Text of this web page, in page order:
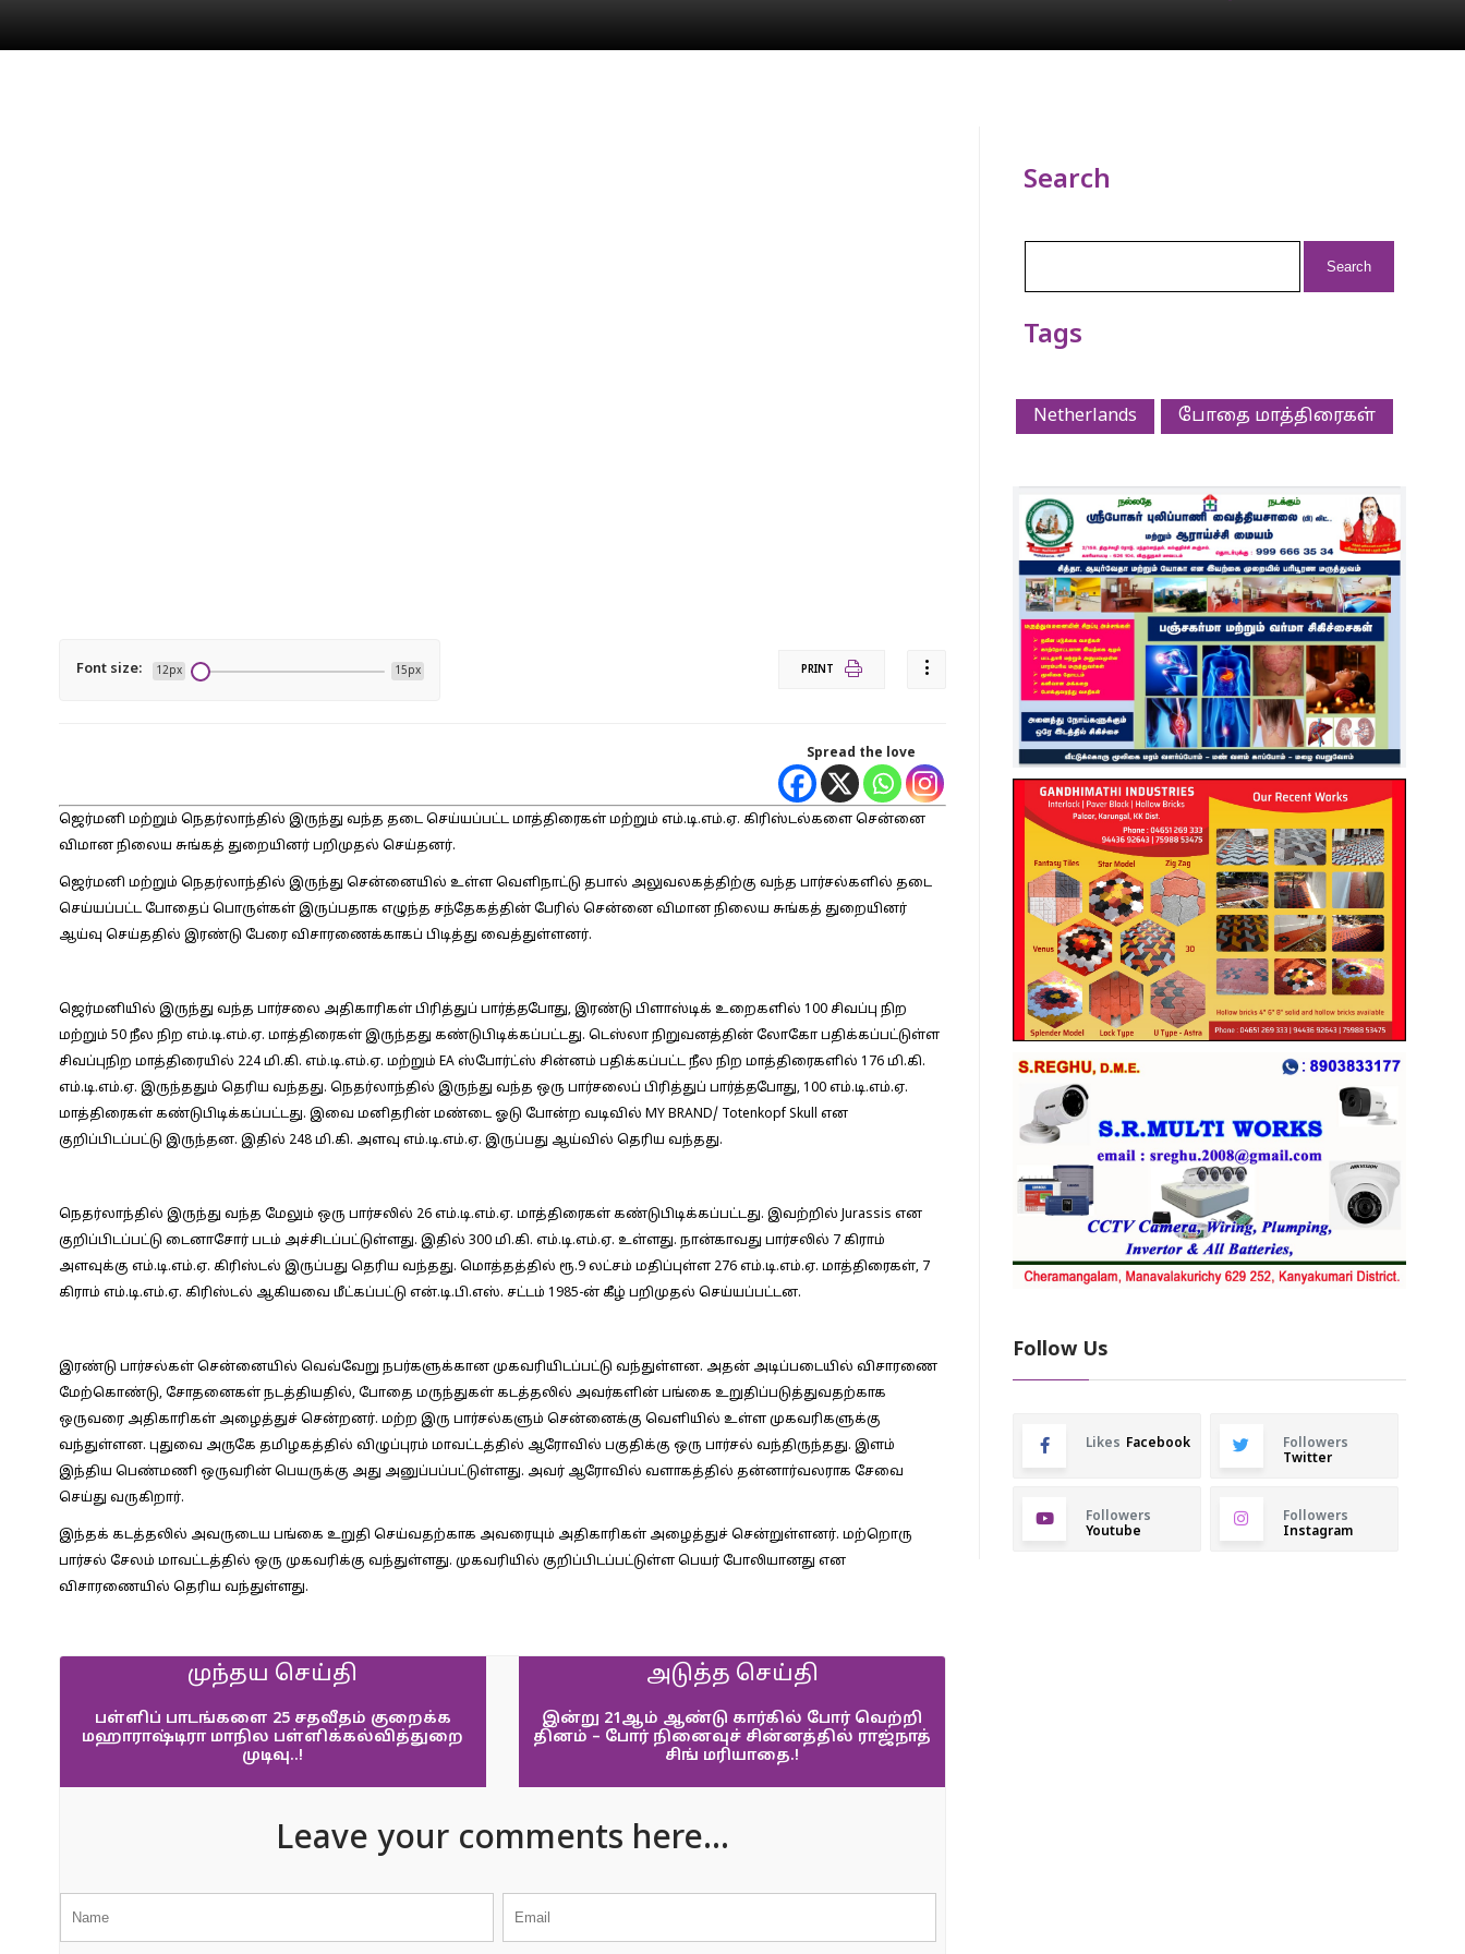
Font size: 12px 15px PRINT
Spread the love
ஜெர்மனி மற்றும் நெதர்லாந்தில் இருந்து வந்த தடை செய்யப்பட்ட மாத்திரைகள் மற்றும் எம்.டி.எம்.ஏ. கிரிஸ்டல்களை சென்னை
விமான நிலைய சுங்கத் துறையினர் பறிமுதல் செய்தனர்.
ஜெர்மனி மற்றும் நெதர்லாந்தில் இருந்து சென்னையில் உள்ள வெளிநாட்டு தபால் அலுவலகத்திற்கு வந்த பார்சல்களில் தடை
செய்யப்பட்ட போதைப் பொருள்கள் இருப்பதாக எழுந்த சந்தேகத்தின் பேரில் சென்னை விமான நிலைய சுங்கத் துறையினர்
ஆய்வு செய்ததில் இரண்டு பேரை விசாரணைக்காகப் பிடித்து வைத்துள்ளனர்.
ஜெர்மனியில் இருந்து வந்த பார்சலை அதிகாரிகள் பிரித்துப் பார்த்தபோது, இரண்டு பிளாஸ்டிக் உறைகளில் 100 சிவப்பு நிற
மற்றும் 50 நீல நிற எம்.டி.எம்.ஏ. மாத்திரைகள் இருந்தது கண்டுபிடிக்கப்பட்டது. டெஸ்லா நிறுவனத்தின் லோகோ பதிக்கப்பட்டுள்ள
சிவப்புநிற மாத்திரையில் 224 மி.கி. எம்.டி.எம்.ஏ. மற்றும் EA ஸ்போர்ட்ஸ் சின்னம் பதிக்கப்பட்ட நீல நிற மாத்திரைகளில் 176 மி.கி.
எம்.டி.எம்.ஏ. இருந்ததும் தெரிய வந்தது. நெதர்லாந்தில் இருந்து வந்த ஒரு பார்சலைப் பிரித்துப் பார்த்தபோது, 100 எம்.டி.எம்.ஏ.
மாத்திரைகள் கண்டுபிடிக்கப்பட்டது. இவை மனிதரின் மண்டை ஓடு போன்ற வடிவில் MY BRAND/ Totenkopf Skull என
குறிப்பிடப்பட்டு இருந்தன. இதில் 248 மி.கி. அளவு எம்.டி.எம்.ஏ. இருப்பது ஆய்வில் தெரிய வந்தது.
நெதர்லாந்தில் இருந்து வந்த மேலும் ஒரு பார்சலில் 26 எம்.டி.எம்.ஏ. மாத்திரைகள் கண்டுபிடிக்கப்பட்டது. இவற்றில் Jurassis என
குறிப்பிடப்பட்டு டைனாசோர் படம் அச்சிடப்பட்டுள்ளது. இதில் 300 மி.கி. எம்.டி.எம்.ஏ. உள்ளது. நான்காவது பார்சலில் 7 கிராம்
அளவுக்கு எம்.டி.எம்.ஏ. கிரிஸ்டல் இருப்பது தெரிய வந்தது. மொத்தத்தில் ரூ.9 லட்சம் மதிப்புள்ள 276 எம்.டி.எம்.ஏ. மாத்திரைகள், 7
கிராம் எம்.டி.எம்.ஏ. கிரிஸ்டல் ஆகியவை மீட்கப்பட்டு என்.டி.பி.எஸ். சட்டம் 1985-ன் கீழ் பறிமுதல் செய்யப்பட்டன.
இரண்டு பார்சல்கள் சென்னையில் வெவ்வேறு நபர்களுக்கான முகவரியிடப்பட்டு வந்துள்ளன. அதன் அடிப்படையில் விசாரணை
மேற்கொண்டு, சோதனைகள் நடத்தியதில், போதை மருந்துகள் கடத்தலில் அவர்களின் பங்கை உறுதிப்படுத்துவதற்காக
ஒருவரை அதிகாரிகள் அழைத்துச் சென்றனர். மற்ற இரு பார்சல்களும் சென்னைக்கு வெளியில் உள்ள முகவரிகளுக்கு
வந்துள்ளன. புதுவை அருகே தமிழகத்தில் விழுப்புரம் மாவட்டத்தில் ஆரோவில் பகுதிக்கு ஒரு பார்சல் வந்திருந்தது. இளம்
இந்திய பெண்மணி ஒருவரின் பெயருக்கு அது அனுப்பப்பட்டுள்ளது. அவர் ஆரோவில் வளாகத்தில் தன்னார்வலராக சேவை
செய்து வருகிறார்.
இந்தக் கடத்தலில் அவருடைய பங்கை உறுதி செய்வதற்காக அவரையும் அதிகாரிகள் அழைத்துச் சென்றுள்ளனர். மற்றொரு
பார்சல் சேலம் மாவட்டத்தில் ஒரு முகவரிக்கு வந்துள்ளது. முகவரியில் குறிப்பிடப்பட்டுள்ள பெயர் போலியானது என
விசாரணையில் தெரிய வந்துள்ளது.
முந்தய செய்தி
பள்ளிப் பாடங்களை 25 சதவீதம் குறைக்க
மஹாராஷ்டிரா மாநில பள்ளிக்கல்வித்துறை
முடிவு..!
அடுத்த செய்தி
இன்று 21ஆம் ஆண்டு கார்கில் போர் வெற்றி
தினம் – போர் நினைவுச் சின்னத்தில் ராஜ்நாத்
சிங் மரியாதை.!
Leave your comments here...
Search
Tags
Netherlands போதை மாத்திரைகள்
Follow Us
Likes Facebook
Followers
Twitter
Followers
Youtube
Followers
Instagram